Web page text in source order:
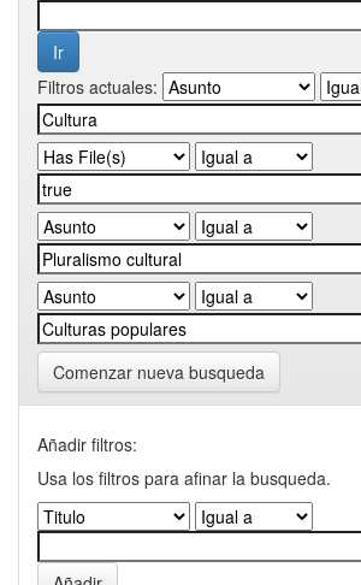
Filtros actuales:
Comenzar nueva busqueda
Añadir filtros:
Usa los filtros para afinar la busqueda.